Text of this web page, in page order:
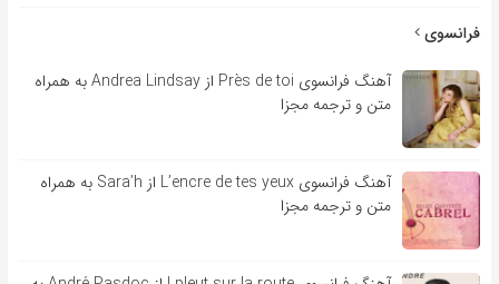
فرانسوی
آهنگ فرانسوی Près de toi از Andrea Lindsay به همراه
متن و ترجمه مجزا
آهنگ فرانسوی L’encre de tes yeux از Sara’h به همراه
متن و ترجمه مجزا